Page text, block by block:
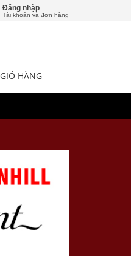
Đăng nhập
Tài khoản và đơn hàng
GIỎ HÀNG